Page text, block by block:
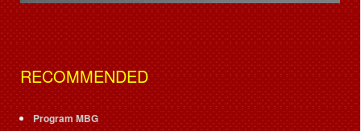
RECOMMENDED
Program MBG